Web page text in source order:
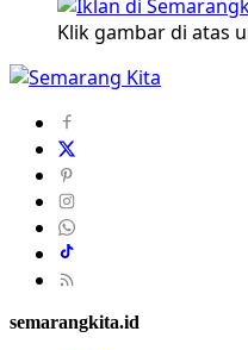
Klik gambar di atas
semarangkita.id